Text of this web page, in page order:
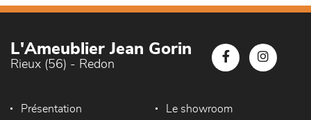
L'Ameublier Jean Gorin
Rieux (56) - Redon
Présentation Le showroom